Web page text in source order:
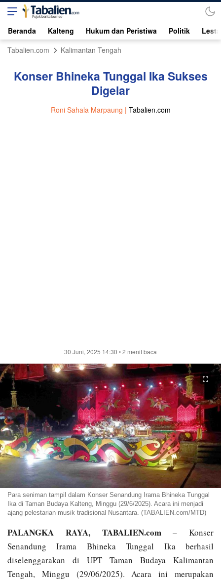
Beranda Kalteng Hukum dan Peristiwa Politik
Tabalien.com
Kalimantan Tengah
Konser Bhineka Tunggal Ika Sukses
Digelar
Roni Sahala Marpaung | Tabalien.com
30 Juni, 2025 14:30 • 2 menit baca
Para seniman tampil dalam Konser Senandung Irama Bhineka Tunggal
Ika di Taman Budaya Kalteng, Minggu (29/6/2025). Acara ini menjadi
ajang pelestarian musik tradisional Nusantara. (TABALIEN.com/MTD)
PALANGKA RAYA, TABALIEN.com– Konser
Senandung Irama Bhineka Tunggal Ika berhasil
diselenggarakan di UPT Taman Budaya Kalimantan
Tengah, Minggu (29/06/2025). Acara ini merupakan